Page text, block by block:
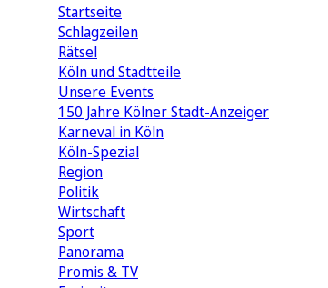
Startseite
Schlagzeilen
Rätsel
Köln und Stadtteile
Unsere Events
150 Jahre Kölner Stadt-Anzeiger
Karneval in Köln
Köln-Spezial
Region
Politik
Wirtschaft
Sport
Panorama
Promis & TV